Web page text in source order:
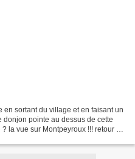
en sortant du village et en faisant un
donjon pointe au dessus de cette
la vue sur Montpeyroux !!! retour au